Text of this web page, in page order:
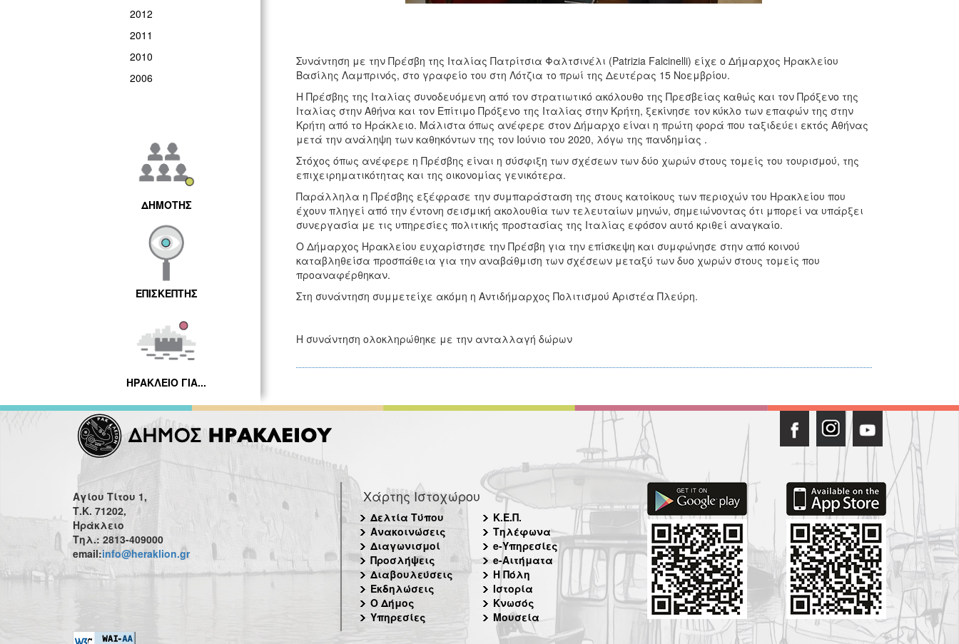
2012
2011
2010
2006
ΔΗΜΟΤΗΣ
ΕΠΙΣΚΕΠΤΗΣ
ΗΡΑΚΛΕΙΟ ΓΙΑ...
Συνάντηση με την Πρέσβη της Ιταλίας Πατρίτσια Φαλτσινέλι (Patrizia Falcinelli) είχε ο Δήμαρχος Ηρακλείου
Βασίλης Λαμπρινός, στο γραφείο του στη Λότζια το πρωί της Δευτέρας 15 Νοεμβρίου.
Η Πρέσβης της Ιταλίας συνοδευόμενη από τον στρατιωτικό ακόλουθο της Πρεσβείας καθώς και τον Πρόξενο της
Ιταλίας στην Αθήνα και τον Επίτιμο Πρόξενο της Ιταλίας στην Κρήτη, ξεκίνησε τον κύκλο των επαφών της στην
Κρήτη από το Ηράκλειο. Μάλιστα όπως ανέφερε στον Δήμαρχο είναι η πρώτη φορά που ταξιδεύει εκτός Αθήνας
μετά την ανάληψη των καθηκόντων της τον Ιούνιο του 2020, λόγω της πανδημίας .
Στόχος όπως ανέφερε η Πρέσβης είναι η σύσφιξη των σχέσεων των δύο χωρών στους τομείς του τουρισμού, της
επιχειρηματικότητας και της οικονομίας γενικότερα.
Παράλληλα η Πρέσβης εξέφρασε την συμπαράσταση της στους κατοίκους των περιοχών του Ηρακλείου που
έχουν πληγεί από την έντονη σεισμική ακολουθία των τελευταίων μηνών, σημειώνοντας ότι μπορεί να υπάρξει
συνεργασία με τις υπηρεσίες πολιτικής προστασίας της Ιταλίας εφόσον αυτό κριθεί αναγκαίο.
Ο Δήμαρχος Ηρακλείου ευχαρίστησε την Πρέσβη για την επίσκεψη και συμφώνησε στην από κοινού
καταβληθείσα προσπάθεια για την αναβάθμιση των σχέσεων μεταξύ των δυο χωρών στους τομείς που
προαναφέρθηκαν.
Στη συνάντηση συμμετείχε ακόμη η Αντιδήμαρχος Πολιτισμού Αριστέα Πλεύρη.
Η συνάντηση ολοκληρώθηκε με την ανταλλαγή δώρων
Αγίου Τίτου 1,
Τ.Κ. 71202,
Ηράκλειο
Τηλ.: 2813-409000
email:info@heraklion.gr
Χάρτης Ιστοχώρου
Δελτία Τύπου
Ανακοινώσεις
Διαγωνισμοί
Προσλήψεις
Διαβουλεύσεις
Εκδηλώσεις
Ο Δήμος
Υπηρεσίες
Κ.Ε.Π.
Τηλέφωνα
e-Υπηρεσίες
e-Αιτήματα
Η Πόλη
Ιστορία
Κνωσός
Μουσεία